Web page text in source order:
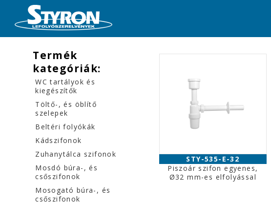
Termék
kategóriák:
WC tartályok és
kiegészítők
Töltő-, és öblítő
szelepek
Beltéri folyókák
Kádszifonok
Zuhanytálca szifonok
Mosdó búra-, és
csőszifonok
Mosogató búra-, és
csőszifonok
STY-535-E-32
Piszoár szifon egyenes,
Ø32 mm-es elfolyással